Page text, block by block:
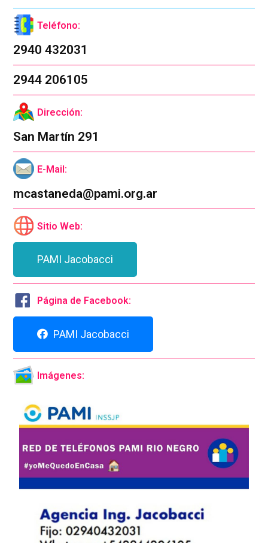
Teléfono:
2940 432031
2944 206105
Dirección:
San Martín 291
E-Mail:
mcastaneda@pami.org.ar
Sitio Web:
PAMI Jacobacci
Página de Facebook:
PAMI Jacobacci
Imágenes: